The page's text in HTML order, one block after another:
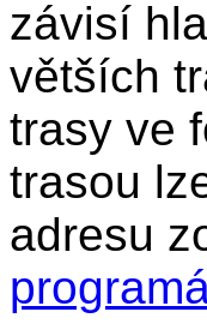
závisí
větších
trasy ve
trasou
adresu